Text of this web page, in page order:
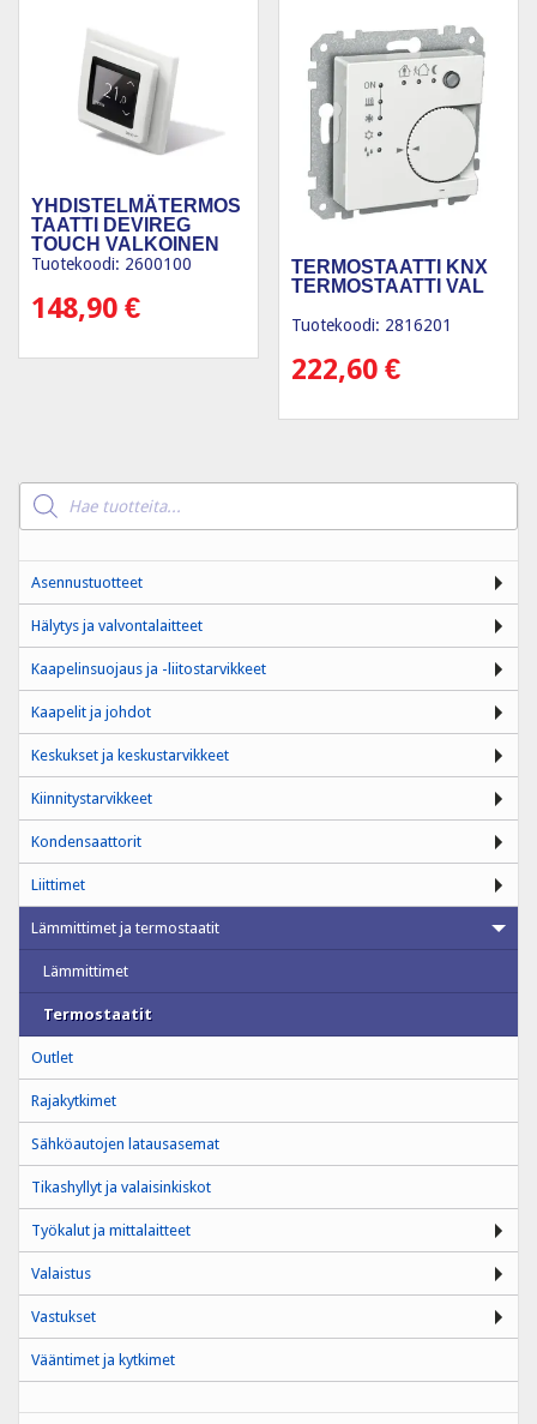
YHDISTELMÄTERMOS
TAATTI DEVIREG
TOUCH VALKOINEN
Tuotekoodi: 2600100
148,90 €
TERMOSTAATTI KNX
TERMOSTAATTI VAL
Tuotekoodi: 2816201
222,60€
Products
search
Asennustuotteet
Hälytys ja valvontalaitteet
Kaapelinsuojaus ja -liitostarvikkeet
Kaapelit ja johdot
Keskukset ja keskustarvikkeet
Kiinnitystarvikkeet
Kondensaattorit
Liittimet
Lämmittimet ja termostaatit
Lämmittimet
Termostaatit
Outlet
Rajakytkimet
Sähköautojen latausasemat
Tikashyllyt ja valaisinkiskot
Työkalut ja mittalaitteet
Valaistus
Vastukset
Vääntimet ja kytkimet